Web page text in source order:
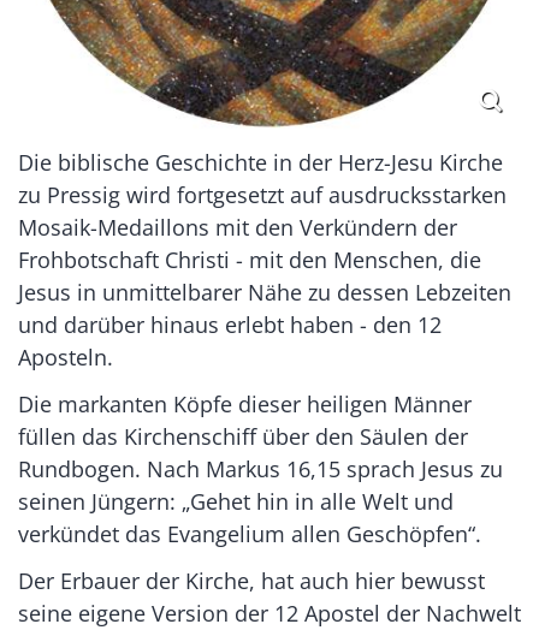
Die biblische Geschichte in der Herz-Jesu Kirche
zu Pressig wird fortgesetzt auf ausdrucksstarken
Mosaik-Medaillons mit den Verkündern der
Frohbotschaft Christi - mit den Menschen, die
Jesus in unmittelbarer Nähe zu dessen Lebzeiten
und darüber hinaus erlebt haben - den 12
Aposteln.
Die markanten Köpfe dieser heiligen Männer
füllen das Kirchenschiff über den Säulen der
Rundbogen. Nach Markus 16,15 sprach Jesus zu
seinen Jüngern: „Gehet hin in alle Welt und
verkündet das Evangelium allen Geschöpfen“.
Der Erbauer der Kirche, hat auch hier bewusst
seine eigene Version der 12 Apostel der Nachwelt